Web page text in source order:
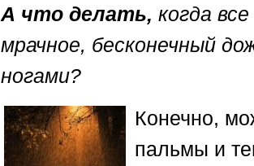
А что делать, когда
мрачное, бесконечный
ногами?
Конечно,
пальмы и